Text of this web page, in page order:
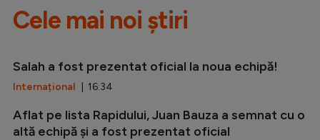
Cele mai noi știri
Salah a fost prezentat oficial la noua echipă!
Internațional | 16:34
Aflat pe lista Rapidului, Juan Bauza a semnat cu o
altă echipă și a fost prezentat oficial